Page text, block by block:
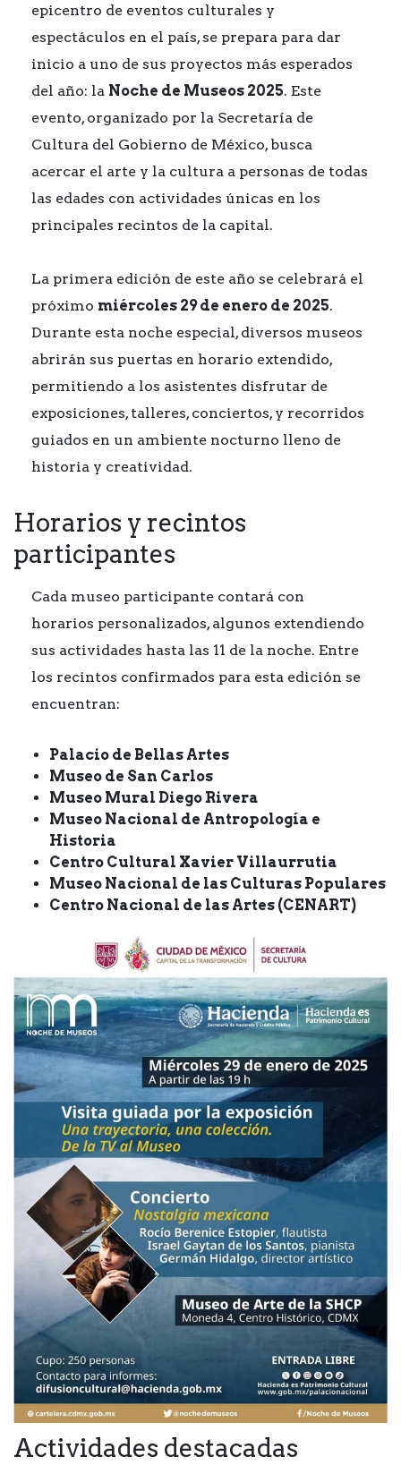
epicentro de eventos culturales y
espectáculos en el país, se prepara para dar
inicio a uno de sus proyectos más esperados
del año: la Noche de Museos 2025. Este
evento, organizado por la Secretaría de
Cultura del Gobierno de México, busca
acercar el arte y la cultura a personas de todas
las edades con actividades únicas en los
principales recintos de la capital.
La primera edición de este año se celebrará el
próximo miércoles 29 de enero de 2025.
Durante esta noche especial, diversos museos
abrirán sus puertas en horario extendido,
permitiendo a los asistentes disfrutar de
exposiciones, talleres, conciertos, y recorridos
guiados en un ambiente nocturno lleno de
historia y creatividad.
Horarios y recintos
participantes
Cada museo participante contará con
horarios personalizados, algunos extendiendo
sus actividades hasta las 11 de la noche. Entre
los recintos confirmados para esta edición se
encuentran:
Palacio de Bellas Artes
Museo de San Carlos
Museo Mural Diego Rivera
Museo Nacional de Antropología e
Historia
Centro Cultural Xavier Villaurrutia
Museo Nacional de las Culturas Populares
Centro Nacional de las Artes (CENART)
Actividades destacadas